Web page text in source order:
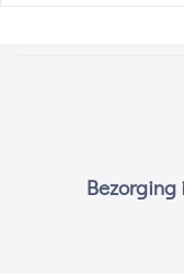
Bezorging